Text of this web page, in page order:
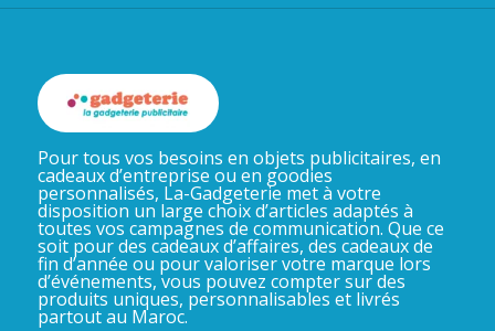
Pour tous vos besoins en objets publicitaires, en
cadeaux d’entreprise ou en goodies
personnalisés, La-Gadgeterie met à votre
disposition un large choix d’articles adaptés à
toutes vos campagnes de communication. Que ce
soit pour des cadeaux d’affaires, des cadeaux de
fin d’année ou pour valoriser votre marque lors
d’événements, vous pouvez compter sur des
produits uniques, personnalisables et livrés
partout au Maroc.